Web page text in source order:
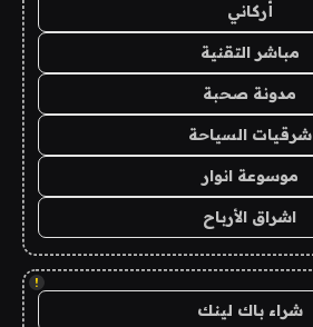
أركاني
مباشر التقنية
مدونة صحبة
شرقيات السياحة
موسوعة انوار
اشراق الأرباح
!
شراء باك لينك